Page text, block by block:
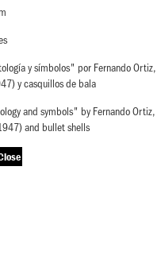
y símbolos" por Fernando Ortiz,
y casquillos de bala
and symbols" by Fernando Ortiz,
and bullet shells